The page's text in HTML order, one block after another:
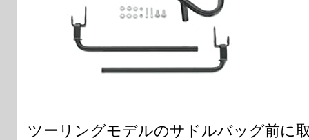
ツーリングモデルのサドルバッグ前に